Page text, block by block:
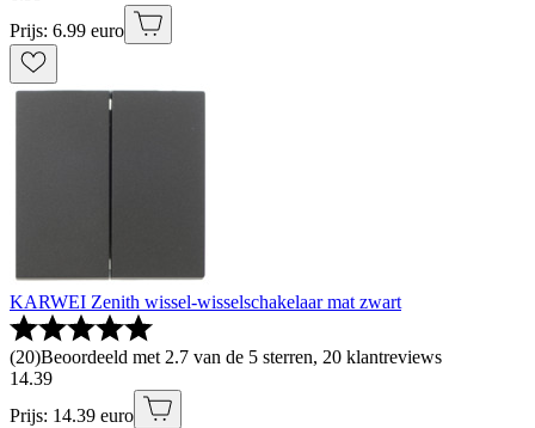
Prijs: 6.99 euro
KARWEI Zenith wissel-wisselschakelaar mat zwart
(20)Beoordeeld met 2.7 van de 5 sterren, 20 klantreviews
14.39
Prijs: 14.39 euro